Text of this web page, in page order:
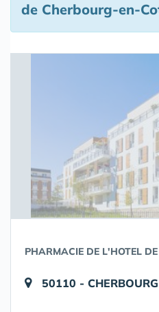
de Cherbourg-en-
PHARMACIE DE L'HOTEL
50110 -